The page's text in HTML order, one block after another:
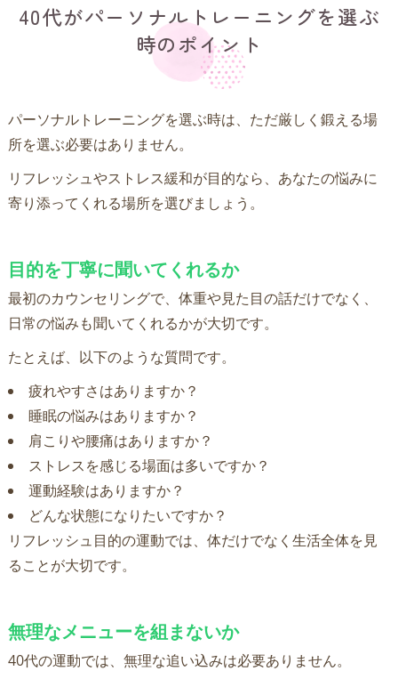
40代がパーソナルトレーニングを選ぶ
時のポイント
パーソナルトレーニングを選ぶ時は、ただ厳しく鍛える場
所を選ぶ必要はありません。
リフレッシュやストレス緩和が目的なら、あなたの悩みに
寄り添ってくれる場所を選びましょう。
目的を丁寧に聞いてくれるか
最初のカウンセリングで、体重や見た目の話だけでなく、
日常の悩みも聞いてくれるかが大切です。
たとえば、以下のような質問です。
疲れやすさはありますか？
睡眠の悩みはありますか？
肩こりや腰痛はありますか？
ストレスを感じる場面は多いですか？
運動経験はありますか？
どんな状態になりたいですか？
リフレッシュ目的の運動では、体だけでなく生活全体を見
ることが大切です。
無理なメニューを組まないか
40代の運動では、無理な追い込みは必要ありません。